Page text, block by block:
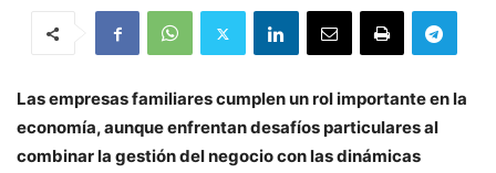
Las empresas familiares cumplen un rol importante en la
economía, aunque enfrentan desafíos particulares al
combinar la gestión del negocio con las dinámicas